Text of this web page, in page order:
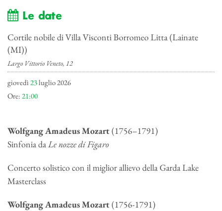
Le date
Cortile nobile di Villa Visconti Borromeo Litta (Lainate
(MI))
Largo Vittorio Veneto, 12
giovedì 23luglio 2026
Ore: 21:00
Wolfgang Amadeus Mozart(1756–1791)
Sinfonia daLe nozze di Figaro
Concerto solistico con il miglior allievo della Garda Lake
Masterclass
Wolfgang Amadeus Mozart(1756-1791)